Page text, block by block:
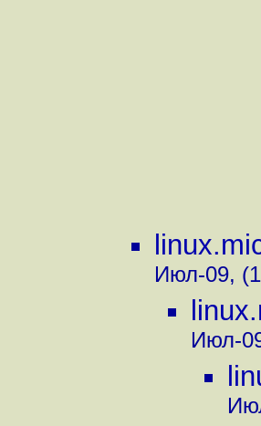
Июл-09,
Июл-